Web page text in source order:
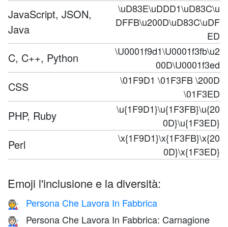
JavaScript, JSON,
Java
\uD83E\uDDD1\uD83C\u
DFFB\u200D\uD83C\uDF
ED
C, C++, Python
\U0001f9d1\U0001f3fb\u2
00D\U0001f3ed
CSS
\01F9D1 \01F3FB \200D
\01F3ED
PHP, Ruby
\u{1F9D1}\u{1F3FB}\u{20
0D}\u{1F3ED}
Perl
\x{1F9D1}\x{1F3FB}\x{20
0D}\x{1F3ED}
Emoji l'inclusione e la diversità:
🧑‍🏭 Persona Che Lavora In Fabbrica
🧑🏻‍🏭
Persona Che Lavora In Fabbrica: Carnagione